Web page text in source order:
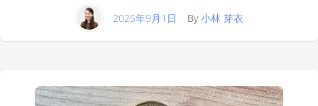
2025年9月1日 By小林 芽衣